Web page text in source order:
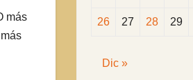
más
26 27 28 29
Dic »